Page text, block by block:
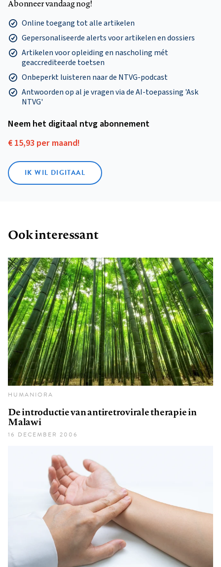
Abonneer vandaag nog!
Online toegang tot alle artikelen
Gepersonaliseerde alerts voor artikelen en dossiers
Artikelen voor opleiding en nascholing mét
geaccrediteerde toetsen
Onbeperkt luisteren naar de NTVG-podcast
Antwoorden op al je vragen via de AI-toepassing 'Ask
NTVG'
Neem het digitaal ntvg abonnement
€ 15,93 per maand!
IK WIL DIGITAAL
Ook interessant
HUMANIORA
De introductie van antiretrovirale therapie in
Malawi
16 DECEMBER 2006